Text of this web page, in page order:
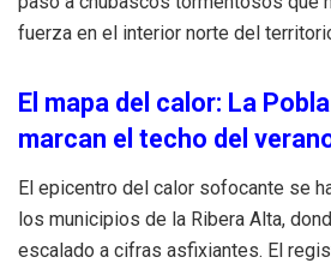
fuerza en el interior norte del
El mapa del calor: La
marcan el techo del
El epicentro del calor sofocante se
los municipios de la Ribera Alta,
escalado a cifras asfixiantes. El